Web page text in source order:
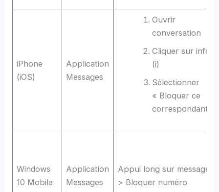
iPhone
(iOS)
Application
Messages
Ouvrir
conversation
Cliquer sur info
(i)
Sélectionner
« Bloquer ce
correspondant »
Windows
10 Mobile
Application
Messages
Appui long sur message
> Bloquer numéro